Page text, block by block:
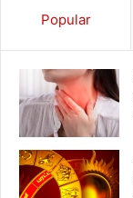
Popular